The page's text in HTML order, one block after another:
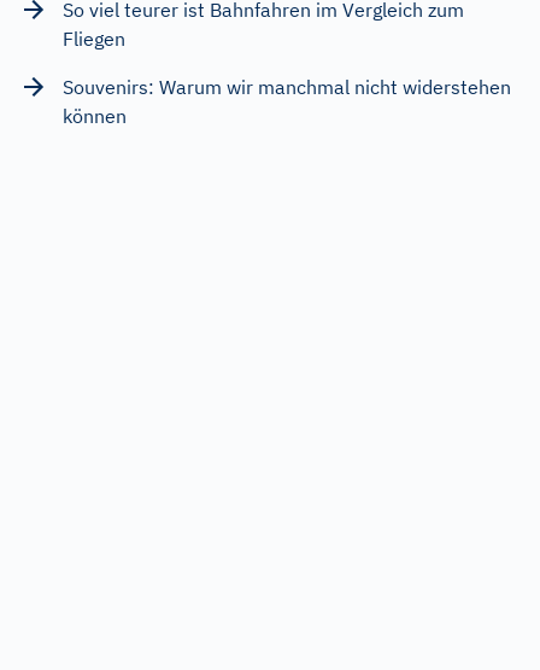
So viel teurer ist Bahnfahren im Vergleich zum
Fliegen
Souvenirs: Warum wir manchmal nicht widerstehen
können